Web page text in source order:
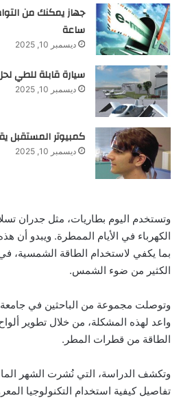
ساعة
ديسمبر 10, 2025
سيارة قابلة للطي
ديسمبر 10, 2025
كمبيوتر المستقبل
ديسمبر 10, 2025
وتستخدم اليوم بطاريات، مثل جدران
الكهرباء في الأيام الممطرة. ويبدو أن
بما يكفي لاستخدام الطاقة الشمسية،
الكثير من ضوء الشمس.
وتوصلت مجموعة من الباحثين في
واعد لهذه المشكلة، من خلال تطوير
الطاقة من قطرات المطر.
تفاصيل كيفية استخدام التكنولوجيا